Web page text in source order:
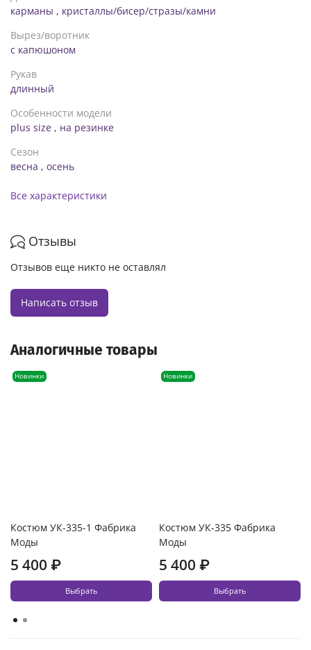
Длина по наружному шву – 102 см.
Объем бедер – 130 см.
карманы , кристаллы/бисер/стразы/камни
Вырез/воротник
с капюшоном
Рукав
длинный
Особенности модели
plus size , на резинке
Сезон
весна , осень
Все характеристики
Отзывы
Отзывов еще никто не оставлял
Написать отзыв
Аналогичные товары
Новинки
Костюм УК-335-1 Фабрика
Моды
5 400 ₽
Выбрать
Новинки
Костюм УК-335 Фабрика
Моды
5 400 ₽
Выбрать